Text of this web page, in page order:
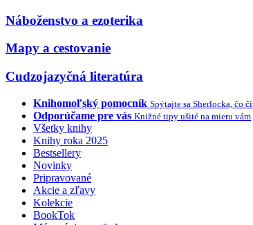
Náboženstvo a ezoterika
Mapy a cestovanie
Cudzojazyčná literatúra
Knihomoľský pomocník Spýtajte sa Sherlocka, čo
Odporúčame pre vás Knižné tipy ušité na mieru vám
Všetky knihy
Knihy roka 2025
Bestsellery
Novinky
Pripravované
Akcie a zľavy
Kolekcie
BookTok